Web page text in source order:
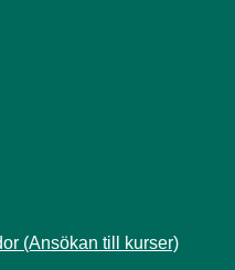
(Ansökan till kurser)